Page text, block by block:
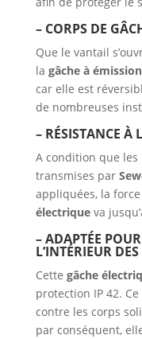
– CORPS DE
Que le vantail
la gâche à
car elle est
de nombreuses
– RÉSISTANCE À
A condition que
transmises par
appliquées, la
électriqueva
– ADAPTÉE
L’INTÉRIEUR
Cette gâche
protection IP 42.
contre les corps
par conséquent,